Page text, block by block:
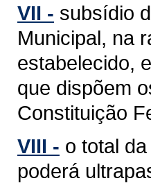
VII - subsídio
Municipal, na
estabelecido,
que dispõem
Constituição
VIII - o total
poderá